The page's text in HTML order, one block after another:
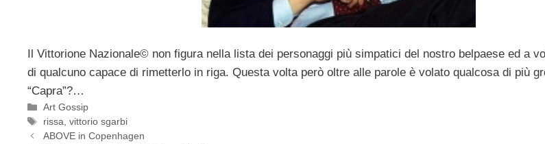
Il Vittorione Nazionale© non figura nella lista dei personaggi più simpatici del nostro belpaese ed a
di qualcuno capace di rimetterlo in riga. Questa volta però oltre alle parole è volato qualcosa di più
“Capra”?…
Categorie
Art Gossip
Tag
rissa,vittorio sgarbi
ABOVE in Copenhagen